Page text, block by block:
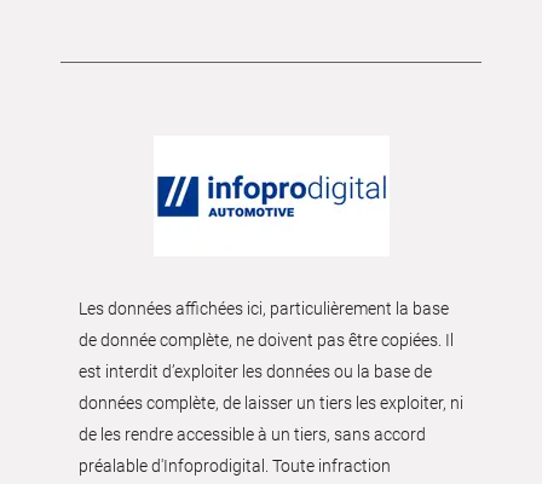
Les données affichées ici, particulièrement la base
de donnée complète, ne doivent pas être copiées. Il
est interdit d’exploiter les données ou la base de
données complète, de laisser un tiers les exploiter, ni
de les rendre accessible à un tiers, sans accord
préalable d'Infoprodigital. Toute infraction